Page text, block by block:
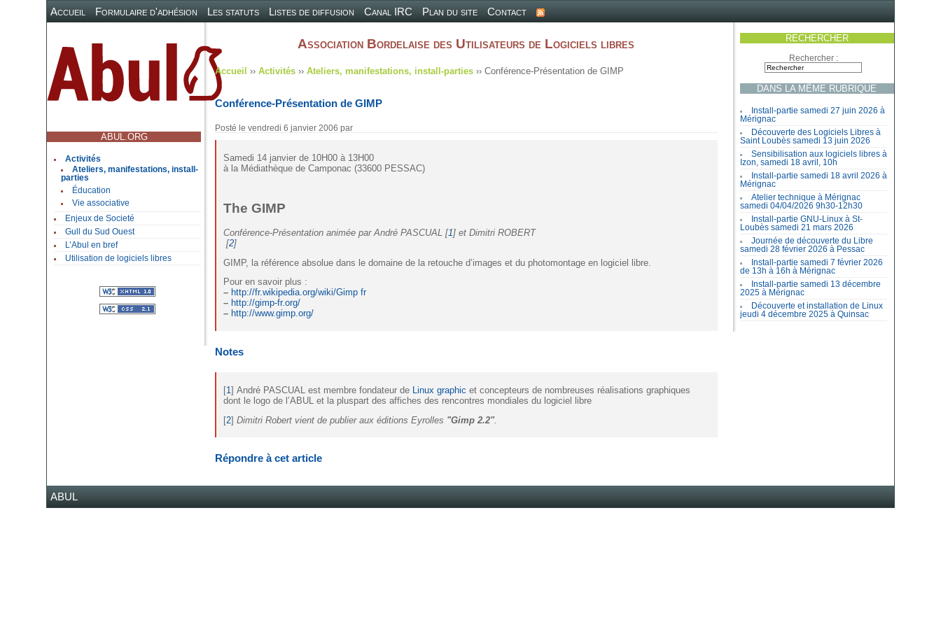
Accueil Formulaire d'adhésion Les statuts Listes de diffusion Canal IRC Plan du site Contact
ABUL.ORG
Activités
Ateliers, manifestations, install-
parties
Éducation
Vie associative
Enjeux de Societé
Gull du Sud Ouest
L’Abul en bref
Utilisation de logiciels libres
RECHERCHER
Rechercher :
DANS LA MÊME RUBRIQUE
Install-partie samedi 27 juin 2026 à
Mérignac
Découverte des Logiciels Libres à
Saint Loubès samedi 13 juin 2026
Sensibilisation aux logiciels libres à
Izon, samedi 18 avril, 10h
Install-partie samedi 18 avril 2026 à
Mérignac
Atelier technique à Mérignac
samedi 04/04/2026 9h30-12h30
Install-partie GNU-Linux à St-
Loubès samedi 21 mars 2026
Journée de découverte du Libre
samedi 28 février 2026 à Pessac
Install-partie samedi 7 février 2026
de 13h à 16h à Mérignac
Install-partie samedi 13 décembre
2025 à Mérignac
Découverte et installation de Linux
jeudi 4 décembre 2025 à Quinsac
Association Bordelaise des Utilisateurs de Logiciels libres
Accueil ››Activités ››Ateliers, manifestations, install-parties ›› Conférence-Présentation de GIMP
Conférence-Présentation de GIMP
Posté levendredi 6 janvier 2006 par
Samedi 14 janvier de 10H00 à 13H00
à la Médiathèque de Camponac (33600 PESSAC)
The GIMP
Conférence-Présentation animée par André PASCUAL [1] et Dimitri ROBERT
[2]
GIMP, la référence absolue dans le domaine de la retouche d’images et du photomontage en logiciel libre.
Pour en savoir plus :
– http://fr.wikipedia.org/wiki/Gimp fr
– http://gimp-fr.org/
– http://www.gimp.org/
Notes
[1]André PASCUAL est membre fondateur de Linux graphic et concepteurs de nombreuses réalisations graphiques
dont le logo de l’ABUL et la pluspart des affiches des rencontres mondiales du logiciel libre
[2]Dimitri Robert vient de publier aux éditions Eyrolles "Gimp 2.2"
Répondre à cet article
ABUL